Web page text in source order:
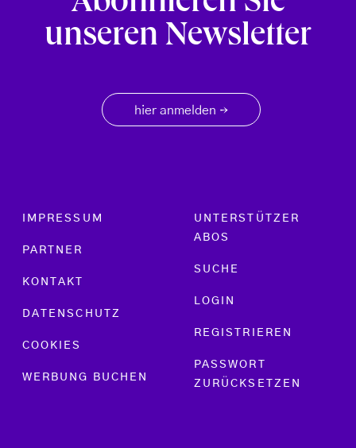
unseren Newsletter
hier anmelden →
Footer menu
IMPRESSUM
PARTNER
KONTAKT
DATENSCHUTZ
COOKIES
WERBUNG BUCHEN
UNTERSTÜTZER
ABOS
SUCHE
LOGIN
REGISTRIEREN
PASSWORT
ZURÜCKSETZEN